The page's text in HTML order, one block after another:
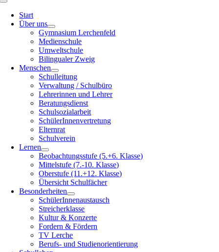
Toggle
Navigation
Start
Über uns
Gymnasium Lerchenfeld
Medienschule
Umweltschule
Bilingualer Zweig
Menschen
Schulleitung
Verwaltung / Schulbüro
Lehrerinnen und Lehrer
Beratungsdienst
Schulsozialarbeit
SchülerInnenvertretung
Elternrat
Schulverein
Lernen
Beobachtungsstufe (5.+6. Klasse)
Mittelstufe (7.-10. Klasse)
Oberstufe (11.+12. Klasse)
Übersicht Schulfächer
Besonderheiten
SchülerInnenaustausch
Streicherklasse
Kultur & Konzerte
Fordern & Fördern
TV Lerche
Berufs- und Studienorientierung